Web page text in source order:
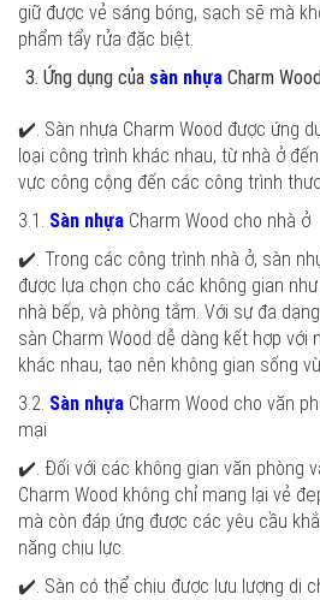
giữ được vẻ sáng bóng, sạch sẽ mà
phẩm tẩy rửa đặc biệt.
Ứng dụng của sàn nhựaCharm
✔️. Sàn nhựa Charm Wood được ứng
loại công trình khác nhau, từ nhà ở
vực công cộng đến các công trình
3.1. Sàn nhựa Charm Wood cho nhà ở
✔️. Trong các công trình nhà ở, sàn
được lựa chọn cho các không gian
nhà bếp, và phòng tắm. Với sự đa
sàn Charm Wood dễ dàng kết hợp với
khác nhau, tạo nên không gian sống
3.2. Sàn nhựa Charm Wood cho văn
mại
✔️. Đối với các không gian văn phòng
Charm Wood không chỉ mang lại vẻ
mà còn đáp ứng được các yêu cầu
năng chịu lực.
✔️. Sàn có thể chịu được lưu lượng di